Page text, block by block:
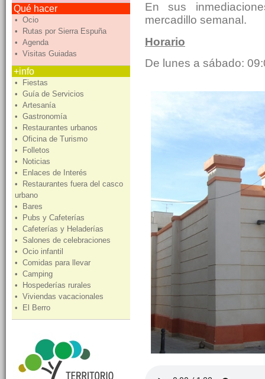
Qué hacer
• Ocio
• Rutas por Sierra Espuña
• Agenda
• Visitas Guiadas
+info
• Fiestas
• Guía de Servicios
• Artesanía
• Gastronomía
• Restaurantes urbanos
• Oficina de Turismo
• Folletos
• Noticias
• Enlaces de Interés
• Restaurantes fuera del casco
urbano
• Bares
• Pubs y Cafeterías
• Cafeterías y Heladerías
• Salones de celebraciones
• Ocio infantil
• Comidas para llevar
• Camping
• Hospederías rurales
• Viviendas vacacionales
• El Berro
En sus
mercadillo semanal.
Horario
De lunes a sábado: